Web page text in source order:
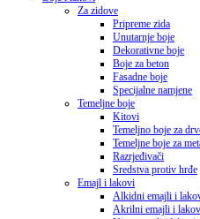
Za zidove
Pripreme zida
Unutarnje boje
Dekorativne boje
Boje za beton
Fasadne boje
Specijalne namjene
Temeljne boje
Kitovi
Temeljno boje za
Temeljne boje za
Razrjeđivači
Sredstva protiv hrđe
Emajl i lakovi
Alkidni emajli i
Akrilni emajli i